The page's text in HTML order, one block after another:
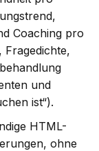
Coaching pro
Fragedichte,
und
ist“).
HTML-
ohne